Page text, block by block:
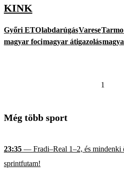
KINK
Győri ETOlabdarúgásVarese
magyar focimagyar átigazolás
1
Még több sport
23:35 — Fradi–Real 1–2, és mindenki
sprintfutam!